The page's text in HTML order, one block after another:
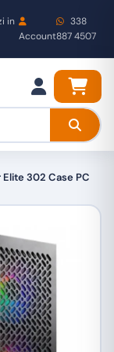
in
Account
338
887 4507
302 Case PC